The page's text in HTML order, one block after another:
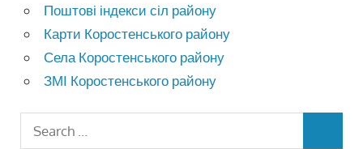
Поштові індекси сіл району
Карти Коростенського району
Села Коростенського району
ЗМІ Коростенського району